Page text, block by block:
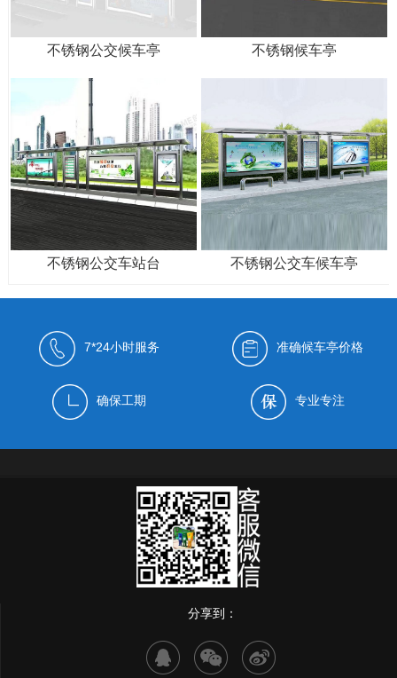
不锈钢公交候车亭 不锈钢候车亭
不锈钢公交车站台 不锈钢公交车候车亭
7*24小时服务 准确候车亭价格
确保工期 专业专注
分享到：